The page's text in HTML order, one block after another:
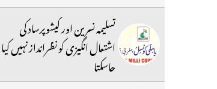
تسلیمہ نسرین اور کیشوپرساد کی
اشتعال انگیزی کو نظرانداز نہیں کیا
جاسکتا